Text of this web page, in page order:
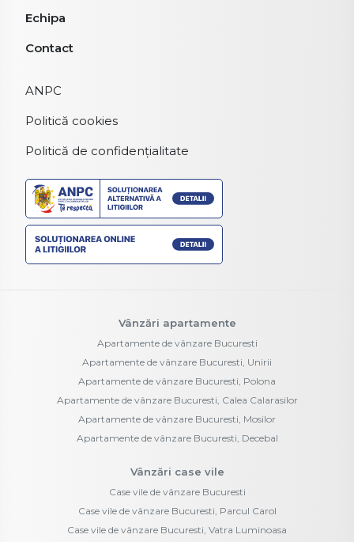
Echipa
Contact
ANPC
Politică cookies
Politică de confidențialitate
Vânzări apartamente
Apartamente de vânzare Bucuresti
Apartamente de vânzare Bucuresti, Unirii
Apartamente de vânzare Bucuresti, Polona
Apartamente de vânzare Bucuresti, Calea Calarasilor
Apartamente de vânzare Bucuresti, Mosilor
Apartamente de vânzare Bucuresti, Decebal
Vânzări case vile
Case vile de vânzare Bucuresti
Case vile de vânzare Bucuresti, Parcul Carol
Case vile de vânzare Bucuresti, Vatra Luminoasa